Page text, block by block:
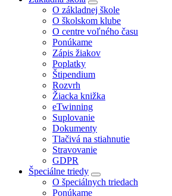
O základnej škole
O školskom klube
O centre voľného času
Ponúkame
Zápis žiakov
Poplatky
Štipendium
Rozvrh
Žiacka knižka
eTwinning
Suplovanie
Dokumenty
Tlačivá na stiahnutie
Stravovanie
GDPR
Špeciálne triedy
O špeciálnych triedach
Ponúkame